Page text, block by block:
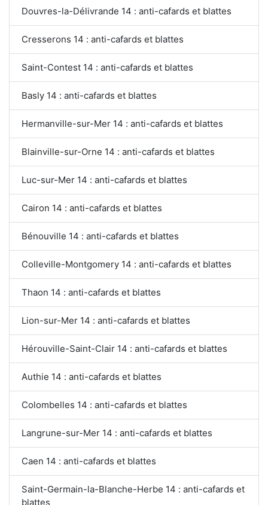
Douvres-la-Délivrande 14 : anti-cafards et blattes
Cresserons 14 : anti-cafards et blattes
Saint-Contest 14 : anti-cafards et blattes
Basly 14 : anti-cafards et blattes
Hermanville-sur-Mer 14 : anti-cafards et blattes
Blainville-sur-Orne 14 : anti-cafards et blattes
Luc-sur-Mer 14 : anti-cafards et blattes
Cairon 14 : anti-cafards et blattes
Bénouville 14 : anti-cafards et blattes
Colleville-Montgomery 14 : anti-cafards et blattes
Thaon 14 : anti-cafards et blattes
Lion-sur-Mer 14 : anti-cafards et blattes
Hérouville-Saint-Clair 14 : anti-cafards et blattes
Authie 14 : anti-cafards et blattes
Colombelles 14 : anti-cafards et blattes
Langrune-sur-Mer 14 : anti-cafards et blattes
Caen 14 : anti-cafards et blattes
Saint-Germain-la-Blanche-Herbe 14 : anti-cafards et
blattes